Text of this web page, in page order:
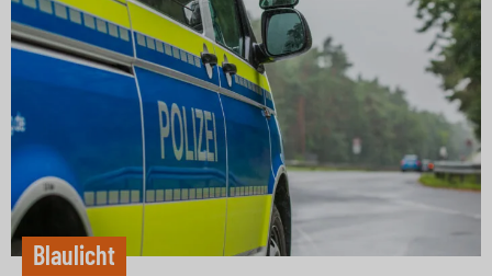
Blaulicht